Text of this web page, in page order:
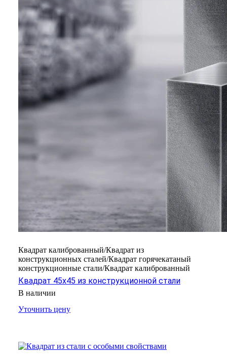
Квадрат калиброванный/Квадрат из
конструкционных сталей/Квадрат горячекатаный
конструкционные стали/Квадрат калиброванный
Квадрат 45х45 из конструкционной стали
В наличии
Уточнить цену